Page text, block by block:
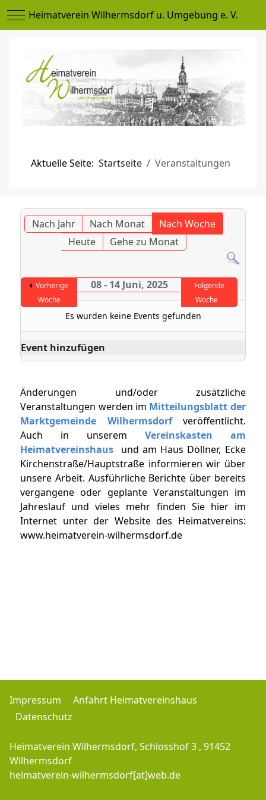
Mobile Menu Toggle
Heimatverein Wilhermsdorf u. Umgebung e. V.
Aktuelle Seite:Startseite Veranstaltungen
Nach Jahr Nach Monat
Nach Woche
Heute
Gehe zu Monat
Vorherige
Woche
08 - 14 Juni, 2025
Folgende
Woche
Es wurden keine Events gefunden
Event hinzufügen
Änderungen und/oder zusätzliche
Veranstaltungen werden im Mitteilungsblatt der
Marktgemeinde Wilhermsdorf veröffentlicht.
Auch in unserem Vereinskasten am
Heimatvereinshaus
und am Haus Döllner, Ecke
Kirchenstraße/Hauptstraße informieren wir über
unsere Arbeit. Ausführliche Berichte über bereits
vergangene oder geplante Veranstaltungen im
Jahreslauf und vieles mehr finden Sie hier im
Internet unter der Website des Heimatvereins:
www.heimatverein-wilhermsdorf.de
Impressum
Anfahrt Heimatvereinshaus
Datenschutz
Heimatverein Wilhermsdorf, Schlosshof 3 , 91452
Wilhermsdorf
heimatverein-wilhermsdorf[at]web.de